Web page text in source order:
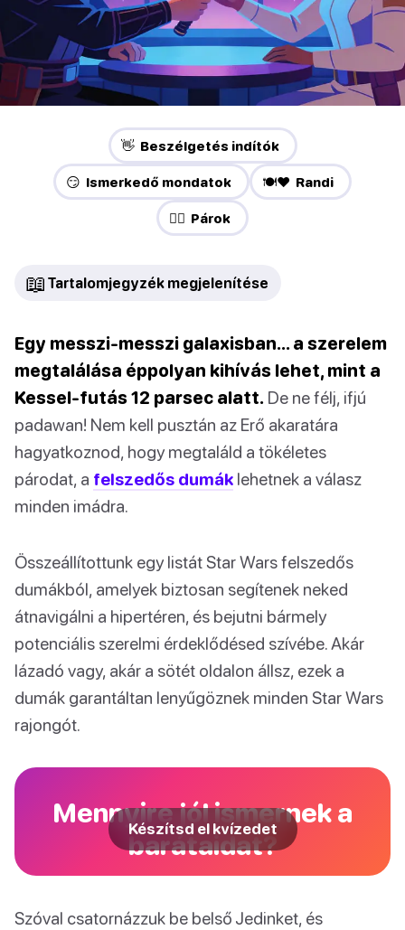
👋 Beszélgetés indítók
😏 Ismerkedő mondatok 🍽️❤️ Randi
❤️‍🔥 Párok
📖 Tartalomjegyzék megjelenítése
Egy messzi-messzi galaxisban… a szerelem
megtalálása éppolyan kihívás lehet, mint a
Kessel-futás 12 parsec alatt. De ne félj, ifjú
padawan! Nem kell pusztán az Erő akaratára
hagyatkoznod, hogy megtaláld a tökéletes
párodat, a felszedős dumák lehetnek a válasz
minden imádra.
Összeállítottunk egy listát Star Wars felszedős
dumákból, amelyek biztosan segítenek neked
átnavigálni a hipertéren, és bejutni bármely
potenciális szerelmi érdeklődésed szívébe. Akár
lázadó vagy, akár a sötét oldalon állsz, ezek a
dumák garantáltan lenyűgöznek minden Star Wars
rajongót.
Mennyire jól ismernek a
barátaidat?
Készítsd el kvízedet
Szóval csatornázzuk be belső Jedinket, és